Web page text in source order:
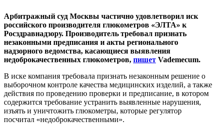
Арбитражный суд Москвы частично удовлетворил иск
российского производителя глюкометров «ЭЛТА» к
Росздравнадзору. Производитель требовал признать
незаконными предписания и акты регионального
надзорного ведомства, касающиеся выявления
недоброкачественных глюкометров, пишет Vademecum.
В иске компания требовала признать незаконным решение о
выборочном контроле качества медицинских изделий, а также
действия по проведению проверки и предписание, в котором
содержится требование устранить выявленные нарушения,
изъять и уничтожить глюкометры, которые регулятор
посчитал «недоброкачественными».